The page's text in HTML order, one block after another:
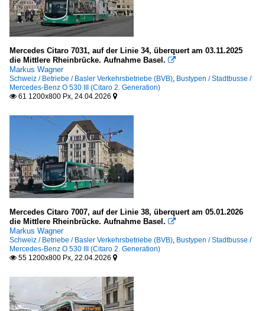
Mercedes Citaro 7031, auf der Linie 34, überquert am 03.11.2025
die Mittlere Rheinbrücke. Aufnahme Basel. 
Markus Wagner
Schweiz / Betriebe / Basler Verkehrsbetriebe (BVB), Bustypen / Stadtbusse /
Mercedes-Benz O 530 III (Citaro 2. Generation)
 61 1200x800 Px, 24.04.2026 
Mercedes Citaro 7007, auf der Linie 38, überquert am 05.01.2026
die Mittlere Rheinbrücke. Aufnahme Basel. 
Markus Wagner
Schweiz / Betriebe / Basler Verkehrsbetriebe (BVB), Bustypen / Stadtbusse /
Mercedes-Benz O 530 III (Citaro 2. Generation)
 55 1200x800 Px, 22.04.2026 